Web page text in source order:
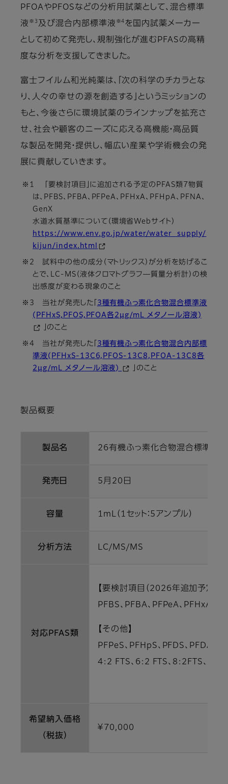
PFOAやPFOSなどの分析用試薬として、混合標準
液 ※3 及び混合内部標準液 ※4 を国内試薬メーカー
として初めて発売し、規制強化が進むPFASの高精
度な分析を支援してきました。
富士フイルム和光純薬は、「次の科学のチカラとな
り、人々の幸せの源を創造する」というミッションの
もと、今後さらに環境試薬のラインナップを拡充さ
せ、社会や顧客のニーズに応える高機能・高品質
な製品を開発・提供し、幅広い産業や学術機会の発
展に貢献していきます。
※1 「要検討項目」に追加される予定のPFAS類7物質
は、PFBS、PFBA、PFPeA、PFHxA、PFHpA、PFNA、
GenX
水道水質基準について（環境省Webサイト）
https://www.env.go.jp/water/water_supply/
kijun/index.html
※2 試料中の他の成分（マトリックス）が分析を妨げるこ
とで、LC-MS（液体クロマトグラフ―質量分析計）の検
出感度が変わる現象のこと
※3 当社が発売した「
3種有機ふっ素化合物混合標準液
(PFHxS,PFOS,PFOA各2μg/mL メタノール溶液)
」のこと
※4 当社が発売した「
3種有機ふっ素化合物混合内部標
準液(PFHxS-13C6,PFOS-13C8,PFOA-13C8各
2μg/mL メタノール溶液)
」のこと
製品概要
製品名 26有機ふっ素化合物混合標準液
発売日 5月20日
容量 1mL（1セット：5アンプル）
分析方法 LC/MS/MS
対応PFAS類
【要検討項目（2026年追加予定）】
PFBS、PFBA、PFPeA、PFHxA、
【その他】
PFPeS、PFHpS、PFDS、PFDA、
4:2 FTS、6:2 FTS、8:2FTS、
希望納入価格
（税抜）
￥70,000